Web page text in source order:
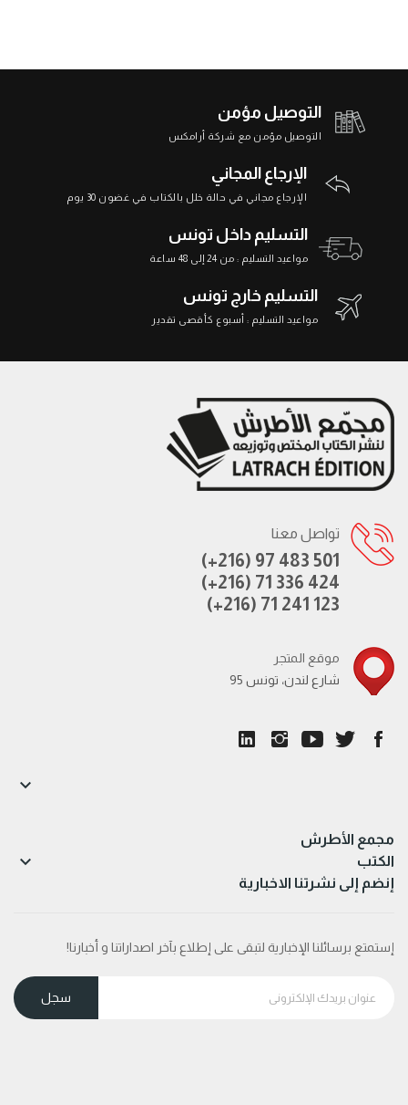
التوصيل مؤمن
التوصيل مؤمن مع شركة أرامكس
الإرجاع المجاني
الإرجاع مجاني في حالة خلل بالكتاب في غضون 30 يوم
التسليم داخل تونس
مواعيد التسليم : من 24 إلى 48 ساعة
التسليم خارج تونس
مواعيد التسليم : أسبوع كأقصى تقدير
تواصل معنا
(+216) 97 483 501
(+216) 71 336 424
(+216) 71 241 123
موقع المتجر
95 شارع لندن، تونس
مجمع الأطرش

الكتب 
إنضم إلى نشرتنا الاخبارية
إستمتع برسائلنا الإخبارية لتبقى على إطلاع بآخر اصداراتنا و أخبارنا!